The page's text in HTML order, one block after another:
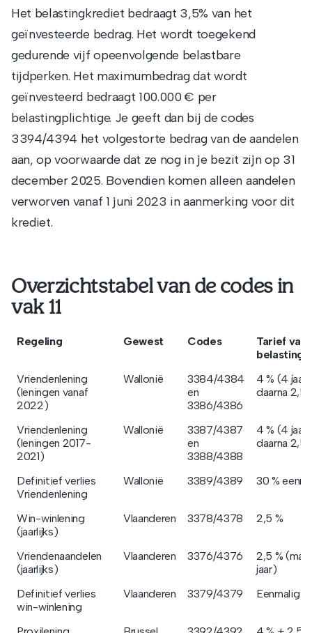
Het belastingkrediet bedraagt 3,5% van het
geïnvesteerde bedrag. Het wordt toegekend
gedurende vijf opeenvolgende belastbare
tijdperken. Het maximumbedrag dat wordt
geïnvesteerd bedraagt 100.000 € per
belastingplichtige. Je geeft dan bij de codes
3394/4394 het volgestorte bedrag van de aandelen
aan, op voorwaarde dat ze nog in je bezit zijn op 31
december 2025. Bovendien komen alleen aandelen
verworven vanaf 1 juni 2023 in aanmerking voor dit
krediet.
Overzichtstabel van de codes in
vak 11
Regeling Gewest Codes
Tarief van
Vriendenlening
(leningen vanaf
2022)
Wallonië
3384/4384
en
3386/4386
4 % (4 jaar)
daarna 2,5
Vriendenlening
(leningen 2017-
2021)
Wallonië
3387/4387
en
3388/4388
4 % (4 jaar)
daarna 2,5
Definitief verlies
Vriendenlening
Wallonië 3389/4389 30 %
Win-winlening
(jaarlijks)
Vlaanderen 3378/4378 2,5 %
Vriendenaandelen
(jaarlijks)
Vlaanderen 3376/4376
2,5 %
jaar)
Definitief verlies
win-winlening
Vlaanderen 3379/4379 Eenmalig